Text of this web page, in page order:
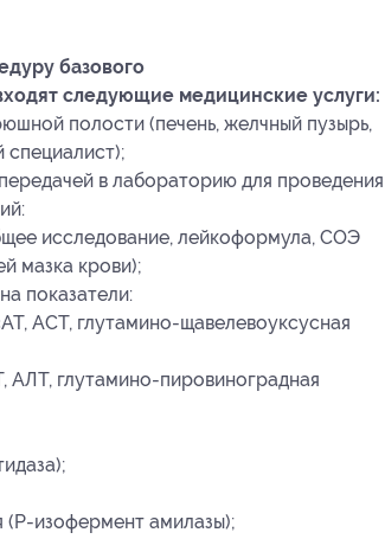
базового
следующие медицинские услуги:
полости (печень, желчный пузырь,
специалист);
в лабораторию для проведения
исследование, лейкоформула, СОЭ
мазка крови);
показатели:
АСТ, глутамино-щавелевоуксусная
глутамино-пировиноградная
(P-изофермент амилазы);